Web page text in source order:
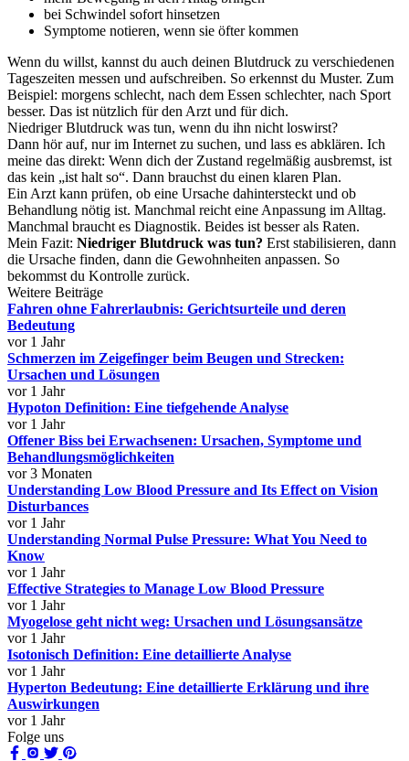
bei Schwindel sofort hinsetzen
Symptome notieren, wenn sie öfter kommen
Wenn du willst, kannst du auch deinen Blutdruck zu verschiedenen
Tageszeiten messen und aufschreiben. So erkennst du Muster. Zum
Beispiel: morgens schlecht, nach dem Essen schlechter, nach Sport
besser. Das ist nützlich für den Arzt und für dich.
Niedriger Blutdruck was tun, wenn du ihn nicht loswirst?
Dann hör auf, nur im Internet zu suchen, und lass es abklären. Ich
meine das direkt: Wenn dich der Zustand regelmäßig ausbremst, ist
das kein „ist halt so“. Dann brauchst du einen klaren Plan.
Ein Arzt kann prüfen, ob eine Ursache dahintersteckt und ob
Behandlung nötig ist. Manchmal reicht eine Anpassung im Alltag.
Manchmal braucht es Diagnostik. Beides ist besser als Raten.
Mein Fazit: Niedriger Blutdruck was tun? Erst stabilisieren, dann
die Ursache finden, dann die Gewohnheiten anpassen. So
bekommst du Kontrolle zurück.
Weitere Beiträge
Fahren ohne Fahrerlaubnis: Gerichtsurteile und deren
Bedeutung
vor 1 Jahr
Schmerzen im Zeigefinger beim Beugen und Strecken:
Ursachen und Lösungen
vor 1 Jahr
Hypoton Definition: Eine tiefgehende Analyse
vor 1 Jahr
Offener Biss bei Erwachsenen: Ursachen, Symptome und
Behandlungsmöglichkeiten
vor 3 Monaten
Understanding Low Blood Pressure and Its Effect on Vision
Disturbances
vor 1 Jahr
Understanding Normal Pulse Pressure: What You Need to
Know
vor 1 Jahr
Effective Strategies to Manage Low Blood Pressure
vor 1 Jahr
Myogelose geht nicht weg: Ursachen und Lösungsansätze
vor 1 Jahr
Isotonisch Definition: Eine detaillierte Analyse
vor 1 Jahr
Hyperton Bedeutung: Eine detaillierte Erklärung und ihre
Auswirkungen
vor 1 Jahr
Folge uns